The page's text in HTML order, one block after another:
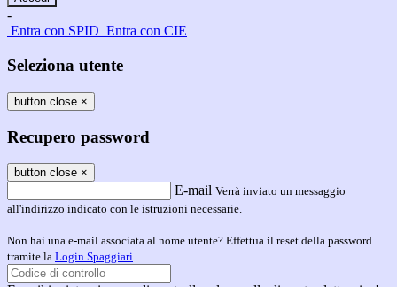
-
Entra con SPID Entra con CIE
Seleziona utente
button close ×
Recupero password
button close ×
E-mail Verrà inviato un messaggio
all'indirizzo indicato con le istruzioni necessarie.
Non hai una e-mail associata al nome utente? Effettua il reset della password
tramite la Login Spaggiari